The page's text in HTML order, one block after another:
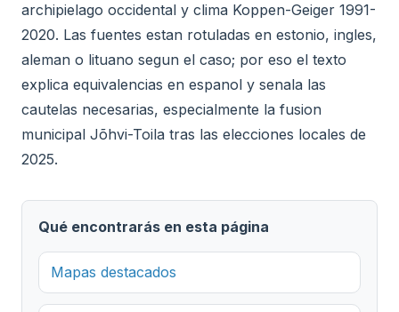
archipielago occidental y clima Koppen-Geiger 1991-
2020. Las fuentes estan rotuladas en estonio, ingles,
aleman o lituano segun el caso; por eso el texto
explica equivalencias en espanol y senala las
cautelas necesarias, especialmente la fusion
municipal Jõhvi-Toila tras las elecciones locales de
2025.
Qué encontrarás en esta página
Mapas destacados